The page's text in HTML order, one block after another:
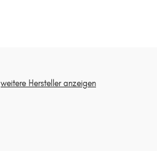
weitere Hersteller anzeigen